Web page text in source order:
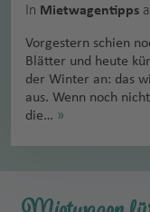
In Mietwagentipps
Vorgestern schien
Blätter und heute
der Winter an: das
aus. Wenn noch
die… »